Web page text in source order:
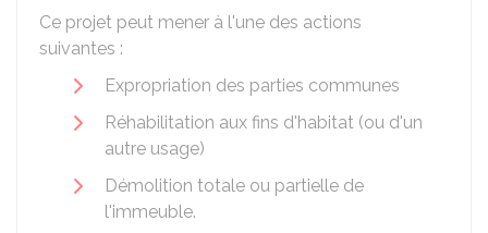
Ce projet peut mener à l'une des actions
suivantes :
Expropriation des parties communes
Réhabilitation aux fins d'habitat (ou d'un
autre usage)
Démolition totale ou partielle de
l'immeuble.